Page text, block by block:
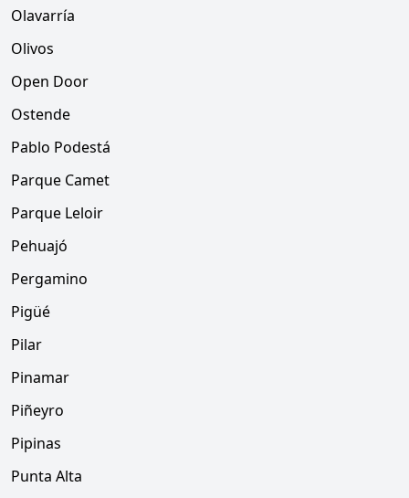
Olavarría
Olivos
Open Door
Ostende
Pablo Podestá
Parque Camet
Parque Leloir
Pehuajó
Pergamino
Pigüé
Pilar
Pinamar
Piñeyro
Pipinas
Punta Alta